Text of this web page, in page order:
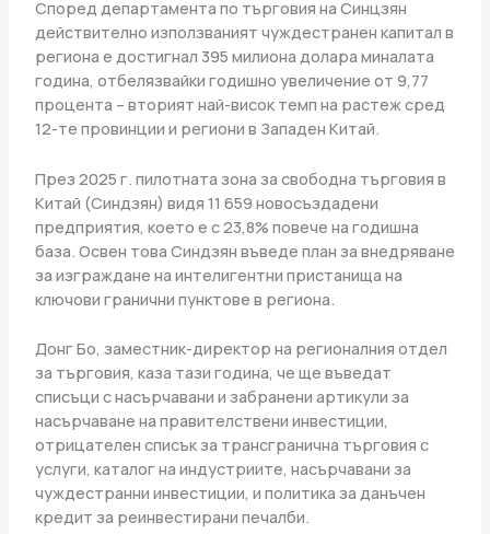
Според департамента по търговия на Синцзян
действително използваният чуждестранен капитал в
региона е достигнал 395 милиона долара миналата
година, отбелязвайки годишно увеличение от 9,77
процента – вторият най-висок темп на растеж сред
12-те провинции и региони в Западен Китай.
През 2025 г. пилотната зона за свободна търговия в
Китай (Синдзян) видя 11 659 новосъздадени
предприятия, което е с 23,8% повече на годишна
база. Освен това Синдзян въведе план за внедряване
за изграждане на интелигентни пристанища на
ключови гранични пунктове в региона.
Донг Бо, заместник-директор на регионалния отдел
за търговия, каза тази година, че ще въведат
списъци с насърчавани и забранени артикули за
насърчаване на правителствени инвестиции,
отрицателен списък за трансгранична търговия с
услуги, каталог на индустриите, насърчавани за
чуждестранни инвестиции, и политика за данъчен
кредит за реинвестирани печалби.